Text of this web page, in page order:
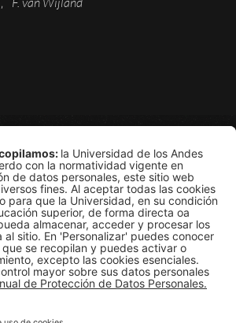
Grupo de Física Estadística
Departamento de Física
Edificio Ip